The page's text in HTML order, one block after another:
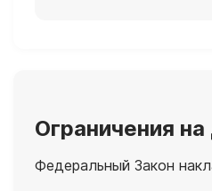
Ограничения
Федеральный Закон